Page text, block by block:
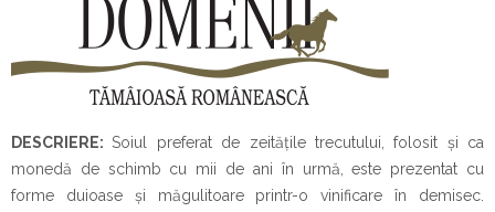
DESCRIERE:Soiul preferat de zeitățile trecutului, folosit și ca
monedă de schimb cu mii de ani în urmă, este prezentat cu
forme duioase și măgulitoare printr-o vinificare în demisec.